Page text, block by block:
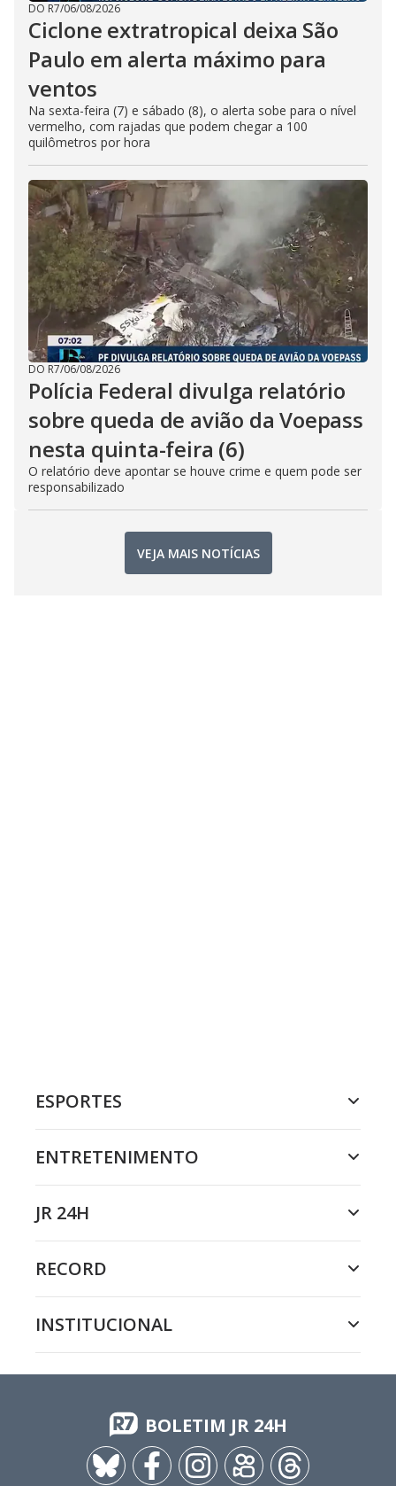
DO R7/06/08/2026
Ciclone extratropical deixa São
Paulo em alerta máximo para
ventos
Na sexta-feira (7) e sábado (8), o alerta sobe para o nível
vermelho, com rajadas que podem chegar a 100
quilômetros por hora
DO R7/06/08/2026
Polícia Federal divulga relatório
sobre queda de avião da Voepass
nesta quinta-feira (6)
O relatório deve apontar se houve crime e quem pode ser
responsabilizado
VEJA MAIS NOTÍCIAS
ESPORTES
ENTRETENIMENTO
JR 24H
RECORD
INSTITUCIONAL
BOLETIM JR 24H